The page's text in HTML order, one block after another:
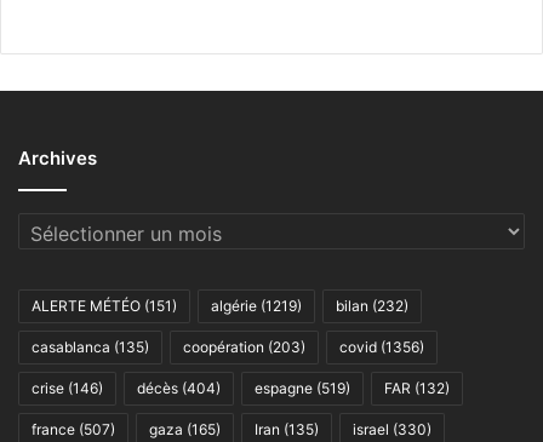
Archives
Archives
ALERTE MÉTÉO (151) algérie (1219) bilan (232)
casablanca (135) coopération (203) covid (1356)
crise (146) décès (404) espagne (519) FAR (132)
france (507) gaza (165) Iran (135) israel (330)